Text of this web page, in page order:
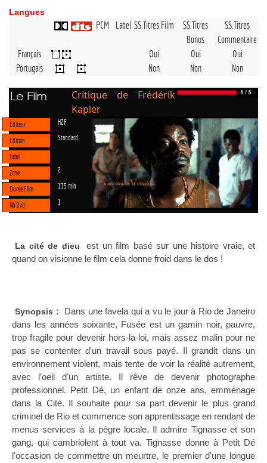
Langues
PCM Label SS.Titres Film
SS.Titres
Bonus
SS.Titres
Commentaire
Français
Oui Oui
Oui
Portugais
Non Non Non
Le Film
Critique de Frédérik
Kapler
Editeur H2F
Edition Standard
Label
Zone
2
Durée Film 135 min
Nb Dvd 1
La cité de dieu
est un film basé sur une histoire vraie, et
quand on visionne le film cela donne froid dans le dos !
Synopsis :
Dans une favela qui a vu le jour à Rio de Janeiro
dans les années soixante, Fusée est un gamin noir, pauvre,
trop fragile pour devenir hors-la-loi, mais assez malin pour ne
pas se contenter d'un travail sous payé. Il grandit dans un
environnement violent, mais tente de voir la réalité autrement,
avec l’oeil d'un artiste. Il rêve de devenir photographe
professionnel. Petit Dé, un enfant de onze ans, emménage
dans la Cité. Il souhaite pour sa part devenir le plus grand
criminel de Rio et commence son apprentissage en rendant de
menus services à la pègre locale. Il admire Tignasse et son
gang, qui cambriolent à tout va. Tignasse donne à Petit Dé
l'occasion de commettre un meurtre, le premier d'une longue